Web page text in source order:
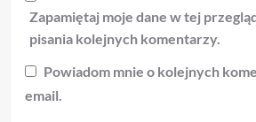
Zapamiętaj moje dane w tej
pisania kolejnych komentarzy.
Powiadom mnie o kolejnych
email.